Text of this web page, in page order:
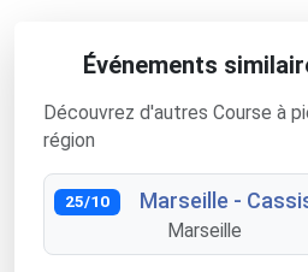
Événements
Découvrez d'autres Course à
région
25/10 Marseille -
Marseille